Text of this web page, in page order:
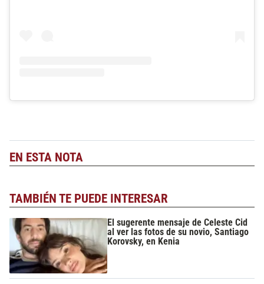
EN ESTA NOTA
TAMBIÉN TE PUEDE INTERESAR
El sugerente mensaje de Celeste Cid
al ver las fotos de su novio, Santiago
Korovsky, en Kenia